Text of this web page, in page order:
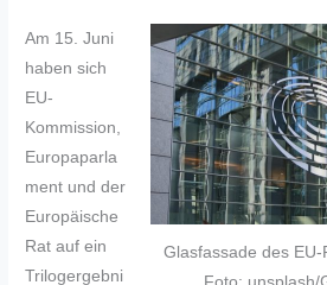
Glasfassade des
Am 15. Juni
haben sich
EU-
Kommission,
Europaparla
ment und der
Europäische
Rat auf ein
Trilogergebni